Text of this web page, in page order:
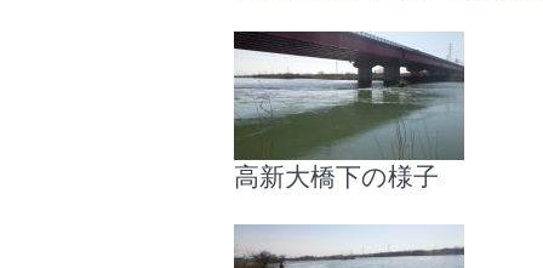
高新大橋下の様子